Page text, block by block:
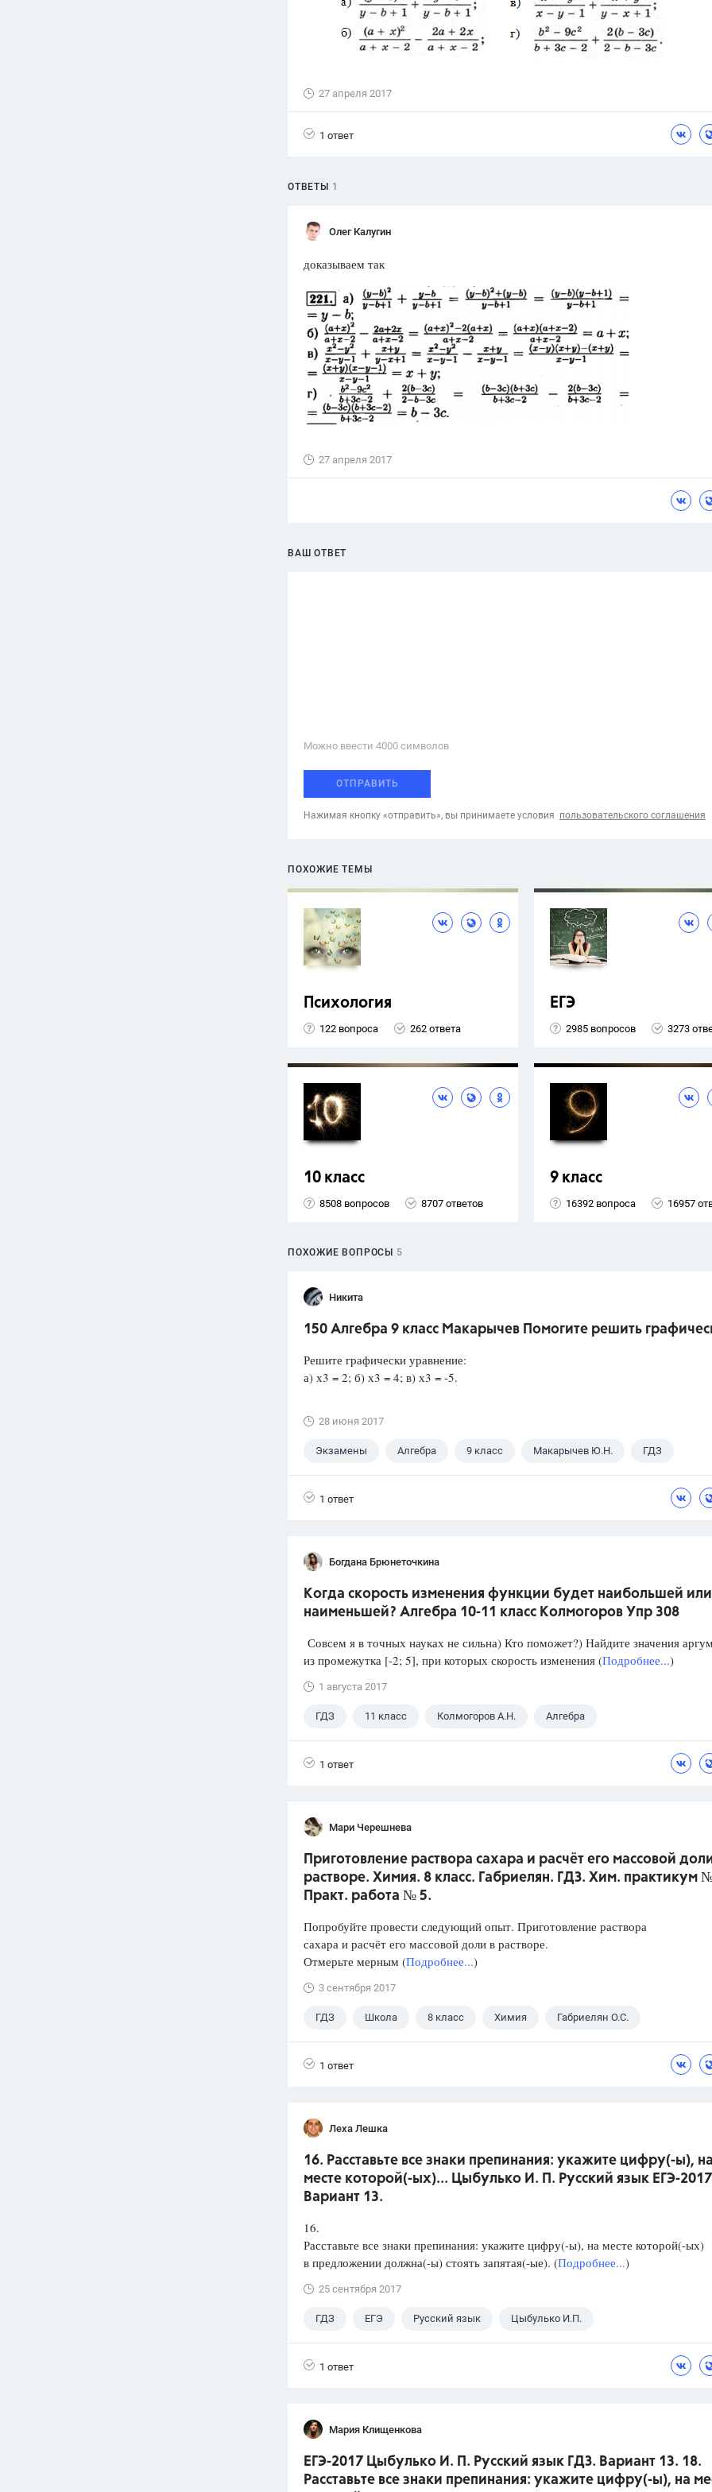
ответа
1551 ответ
Цветков Л. А.
Психология
27 апреля 2017
1 ответ
ОТВЕТЫ 1
Олег Калугин
доказываем так
27 апреля 2017
ВАШ ОТВЕТ
Можно ввести 4000 cимволов
ОТПРАВИТЬ
Нажимая кнопку «отправить», вы принимаете условия пользовательского соглашения
ПОХОЖИЕ ТЕМЫ
Психология
122 вопроса 262 ответа
ЕГЭ
2985 вопросов 3273
10 класс
8508 вопросов 8707 ответов
9 класс
16392 вопроса 16957
ПОХОЖИЕ ВОПРОСЫ 5
Никита
150 Алгебра 9 класс Макарычев Помогите решить
Решите графически уравнение:
а) х3 = 2; б) х3 = 4; в) х3 = -5.
28 июня 2017
Экзамены Алгебра 9 класс Макарычев Ю.Н. ГДЗ
1 ответ
Богдана Брюнеточкина
Когда скорость изменения функции будет наибольшей или
наименьшей? Алгебра 10-11 класс Колмогоров Упр 308
Совсем я в точных науках не сильна) Кто поможет?) Найдите значения
из промежутка [-2; 5], при которых скорость изменения (Подробнее...)
1 августа 2017
ГДЗ 11 класс Колмогоров А.Н. Алгебра
1 ответ
Мари Черешнева
Приготовление раствора сахара и расчёт его массовой
растворе. Химия. 8 класс. Габриелян. ГДЗ. Хим. практикум
Практ. работа № 5.
Попробуйте провести следующий опыт. Приготовление раствора
сахара и расчёт его массовой доли в растворе.
Отмерьте мерным (Подробнее...)
3 сентября 2017
ГДЗ Школа 8 класс Химия Габриелян О.С.
1 ответ
Леха Лешка
16. Расставьте все знаки препинания: укажите цифру(-ы),
месте которой(-ых)... Цыбулько И. П. Русский язык ЕГЭ-
Вариант 13.
16.
Расставьте все знаки препинания: укажите цифру(-ы), на месте которой(-ых)
в предложении должна(-ы) стоять запятая(-ые). (Подробнее...)
25 сентября 2017
ГДЗ ЕГЭ Русский язык Цыбулько И.П.
1 ответ
Мария Клищенкова
ЕГЭ-2017 Цыбулько И. П. Русский язык ГДЗ. Вариант 13. 18.
Расставьте все знаки препинания: укажите цифру(-ы), на